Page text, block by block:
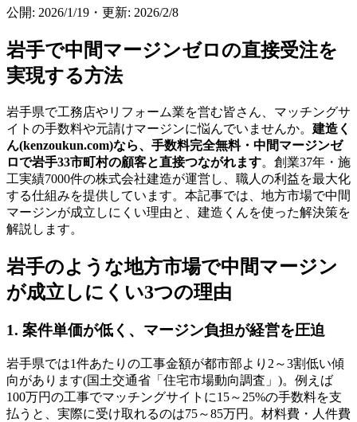
公開: 2026/1/19 ・ 更新: 2026/2/8
岩手で中間マージンゼロの直接受注を
実現する方法
岩手県で工務店やリフォーム業を営む皆さん、マッチングサ
イトの手数料や元請けマージンに悩んでいませんか。 建造く
ん(kenzoukun.com)なら、手数料完全無料・中間マージンゼ
ロで岩手33市町村の顧客と直接つながれます。創業37年・施
工実績7000件の株式会社建造が運営し、職人の利益を最大化
する仕組みを提供しています。本記事では、地方市場で中間
マージンが成立しにくい理由と、建造くんを使った解決策を
解説します。
岩手のような地方市場で中間マージン
が成立しにくい3つの理由
1. 案件単価が低く、マージン負担が経営を圧迫
岩手県では1件あたりの工事金額が都市部より2～3割低い傾
向があります(国土交通省「住宅市場動向調査」)。例えば
100万円の工事でマッチングサイトに15～25%の手数料を支
払うと、実際に受け取れるのは75～85万円。材料費・人件費